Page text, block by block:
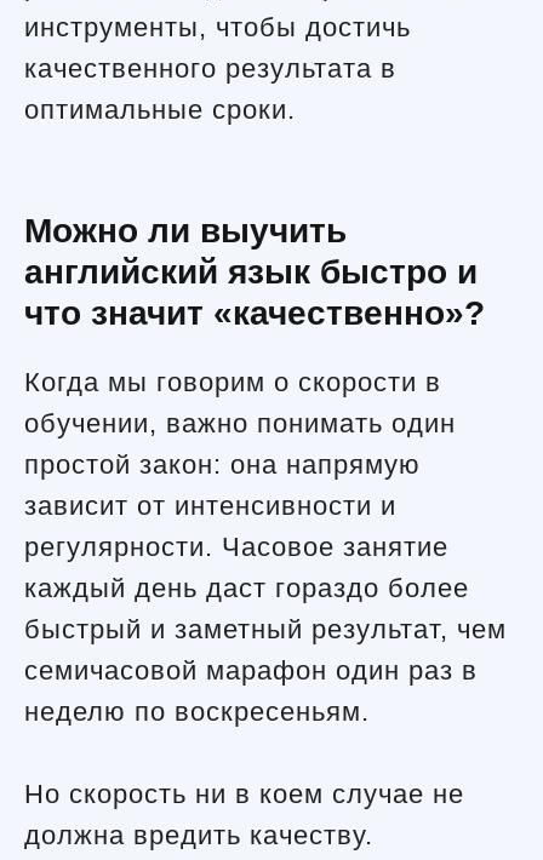
инструменты, чтобы достичь
качественного результата в
оптимальные сроки.
Можно ли выучить
английский язык быстро и
что значит «качественно»?
Когда мы говорим о скорости в
обучении, важно понимать один
простой закон: она напрямую
зависит от интенсивности и
регулярности. Часовое занятие
каждый день даст гораздо более
быстрый и заметный результат, чем
семичасовой марафон один раз в
неделю по воскресеньям.
Но скорость ни в коем случае не
должна вредить качеству.